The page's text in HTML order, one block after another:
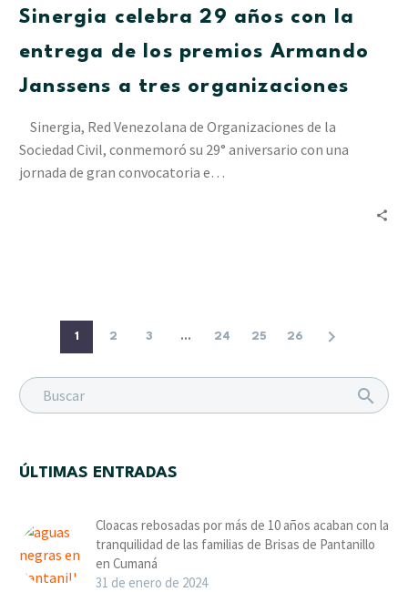
la
entrega
los
Armando
Janssens
a
Sinergia celebra 29 años con la
entrega de los premios Armando
Janssens a tres organizaciones
Sinergia, Red Venezolana de Organizaciones de la
Sociedad Civil, conmemoró su 29° aniversario con una
jornada de gran convocatoria e…
1 2 3 ... 24 25 26
ÚLTIMAS ENTRADAS
Cloacas rebosadas por más de 10 años acaban con la
tranquilidad de las familias de Brisas de Pantanillo
en Cumaná
31 de enero de 2024